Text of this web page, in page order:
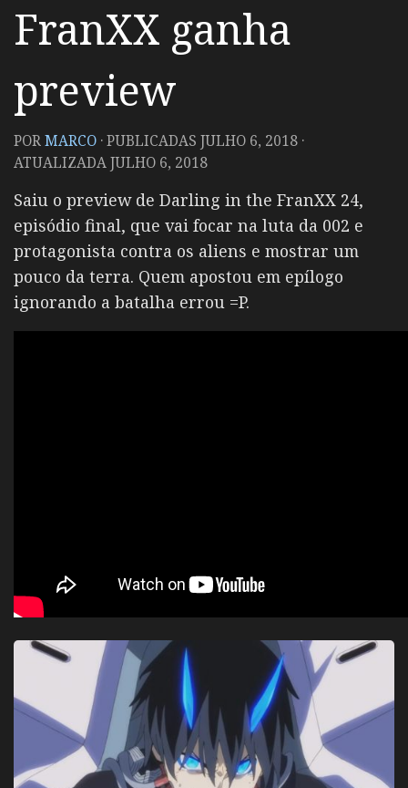
FranXX ganha
preview
PORMARCO · PUBLICADAS JULHO 6, 2018 ·
ATUALIZADAJULHO 6, 2018
Saiu o preview de Darling in the FranXX 24,
episódio final, que vai focar na luta da 002 e
protagonista contra os aliens e mostrar um
pouco da terra. Quem apostou em epílogo
ignorando a batalha errou =P.